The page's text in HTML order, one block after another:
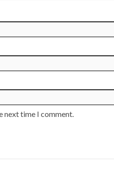
next time I comment.